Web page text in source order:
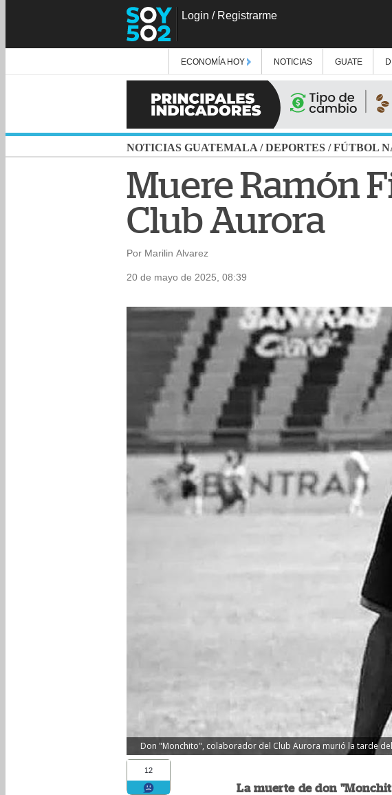
Login / Registrarme
ECONOMÍA HOY NOTICIAS GUATE
NOTICIAS GUATEMALA /DEPORTES /FÚTBOL
Muere Ramón
Club Aurora
Por Marilin Alvarez
20 de mayo de 2025, 08:39
Don "Monchito", colaborador del Club Aurora murió la tarde
12
La muerte de don